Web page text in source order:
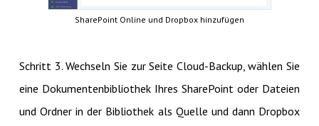
SharePoint Online und Dropbox hinzufügen
Schritt 3. Wechseln Sie zur Seite Cloud-Backup, wählen Sie
eine Dokumentenbibliothek Ihres SharePoint oder Dateien
und Ordner in der Bibliothek als Quelle und dann Dropbox